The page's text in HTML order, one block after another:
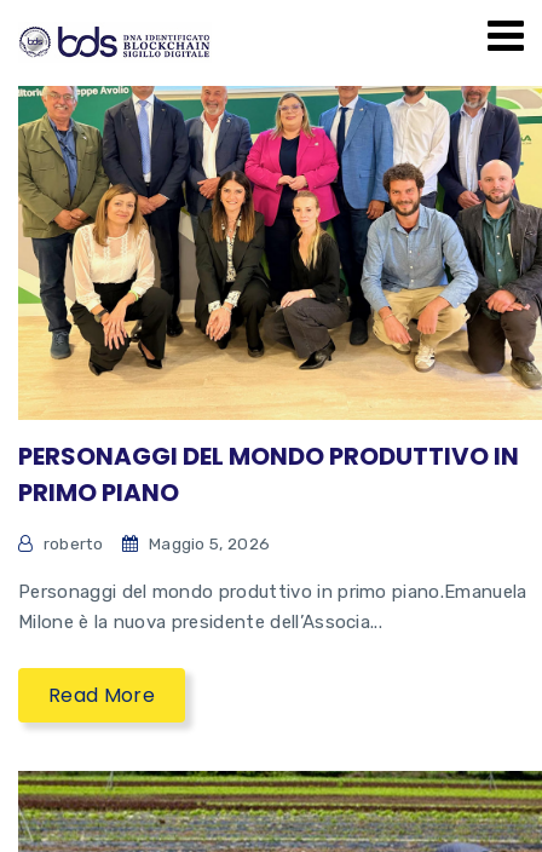
PERSONAGGI DEL MONDO PRODUTTIVO IN
PRIMO PIANO
roberto Maggio 5, 2026
Personaggi del mondo produttivo in primo piano.Emanuela
Milone è la nuova presidente dell’Associa...
Read More